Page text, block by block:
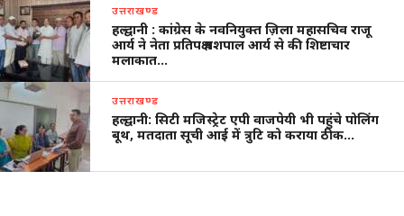
उत्तराखण्ड
हल्द्वानी : कांग्रेस के नवनियुक्त ज़िला महासचिव राजू
आर्य ने नेता प्रतिपक्ष यशपाल आर्य से की शिष्टाचार
मलाकात…
उत्तराखण्ड
हल्द्वानी: सिटी मजिस्ट्रेट एपी वाजपेयी भी पहुंचे पोलिंग
बूथ, मतदाता सूची आई में त्रुटि को कराया ठीक…